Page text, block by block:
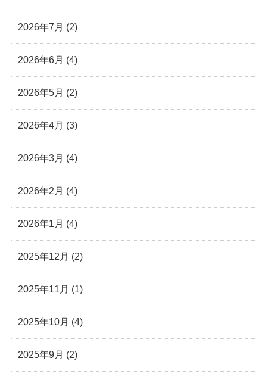
2026年7月 (2)
2026年6月 (4)
2026年5月 (2)
2026年4月 (3)
2026年3月 (4)
2026年2月 (4)
2026年1月 (4)
2025年12月 (2)
2025年11月 (1)
2025年10月 (4)
2025年9月 (2)